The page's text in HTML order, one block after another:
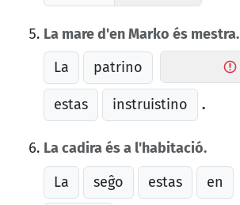
La mare d'en Marko és mestra.
La
patrino
estas instruistino .
La cadira és a l'habitació.
La
seĝo estas en